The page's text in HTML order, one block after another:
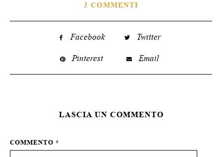
2 COMMENTI
Facebook
Twitter
Pinterest
Email
LASCIA UN COMMENTO
COMMENTO *